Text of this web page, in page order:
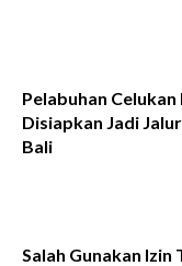
Pelabuhan Celukan
Disiapkan Jadi
Bali
Salah Gunakan Izin